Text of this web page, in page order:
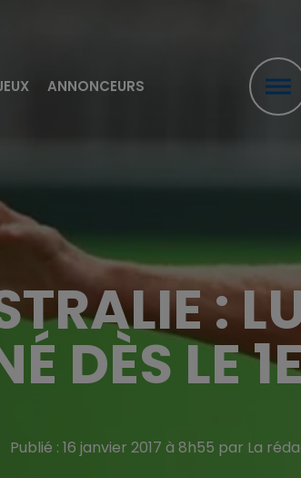
ANNONCEURS
:
DÈS LE
Publié : 16 janvier 2017 à 8h55 par La